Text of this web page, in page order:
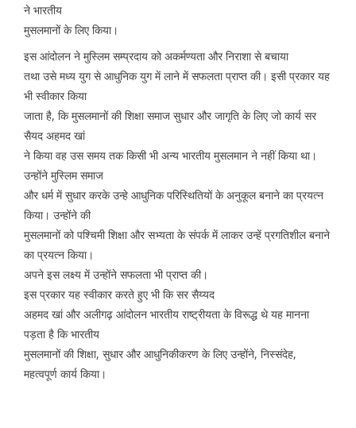
ने भारतीय
मुसलमानों के लिए किया।
इस आंदोलन ने मुस्लिम सम्प्रदाय को अकर्मण्यता और निराशा से बचाया
तथा उसे मध्य युग से आधुनिक युग में लाने में सफलता प्राप्त की। इसी प्रकार यह
भी स्वीकार किया
जाता है, कि मुसलमानों की शिक्षा समाज सुधार और जागृति के लिए जो कार्य सर
सैयद अहमद खां
ने किया वह उस समय तक किसी भी अन्य भारतीय मुसलमान ने नहीं किया था।
उन्होंने मुस्लिम समाज
और धर्म में सुधार करके उन्हे आधुनिक परिस्थितियों के अनुकूल बनाने का प्रयत्न
किया। उन्होंने की
मुसलमानों को पश्चिमी शिक्षा और सभ्यता के संपर्क में लाकर उन्हें प्रगतिशील बनाने
का प्रयत्न किया।
अपने इस लक्ष्य में उन्होंने सफलता भी प्राप्त की।
इस प्रकार यह स्वीकार करते हुए भी कि सर सैय्यद
अहमद खां और अलीगढ़ आंदोलन भारतीय राष्ट्रीयता के विरूद्ध थे यह मानना
पड़ता है कि भारतीय
मुसलमानों की शिक्षा, सुधार और आधुनिकीकरण के लिए उन्होंने, निस्संदेह,
महत्वपूर्ण कार्य किया।